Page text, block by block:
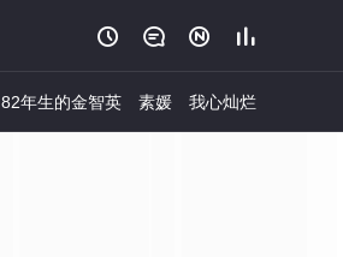
   
82年生的金智英 素媛 我心灿烂